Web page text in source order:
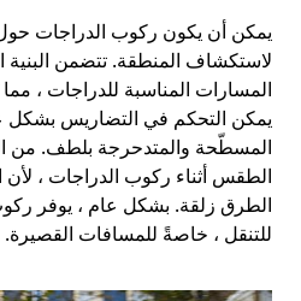
يمكن أن يكون ركوب الدراجات
لاستكشاف المنطقة. تتضمن البنية
المسارات المناسبة للدراجات ،
يمكن التحكم في التضاريس بشكل
المسطّحة والمتدحرجة بلطف. من
الطقس أثناء ركوب الدراجات ،
الطرق زلقة. بشكل عام ، يوفر
للتنقل ، خاصةً للمسافات القصيرة.